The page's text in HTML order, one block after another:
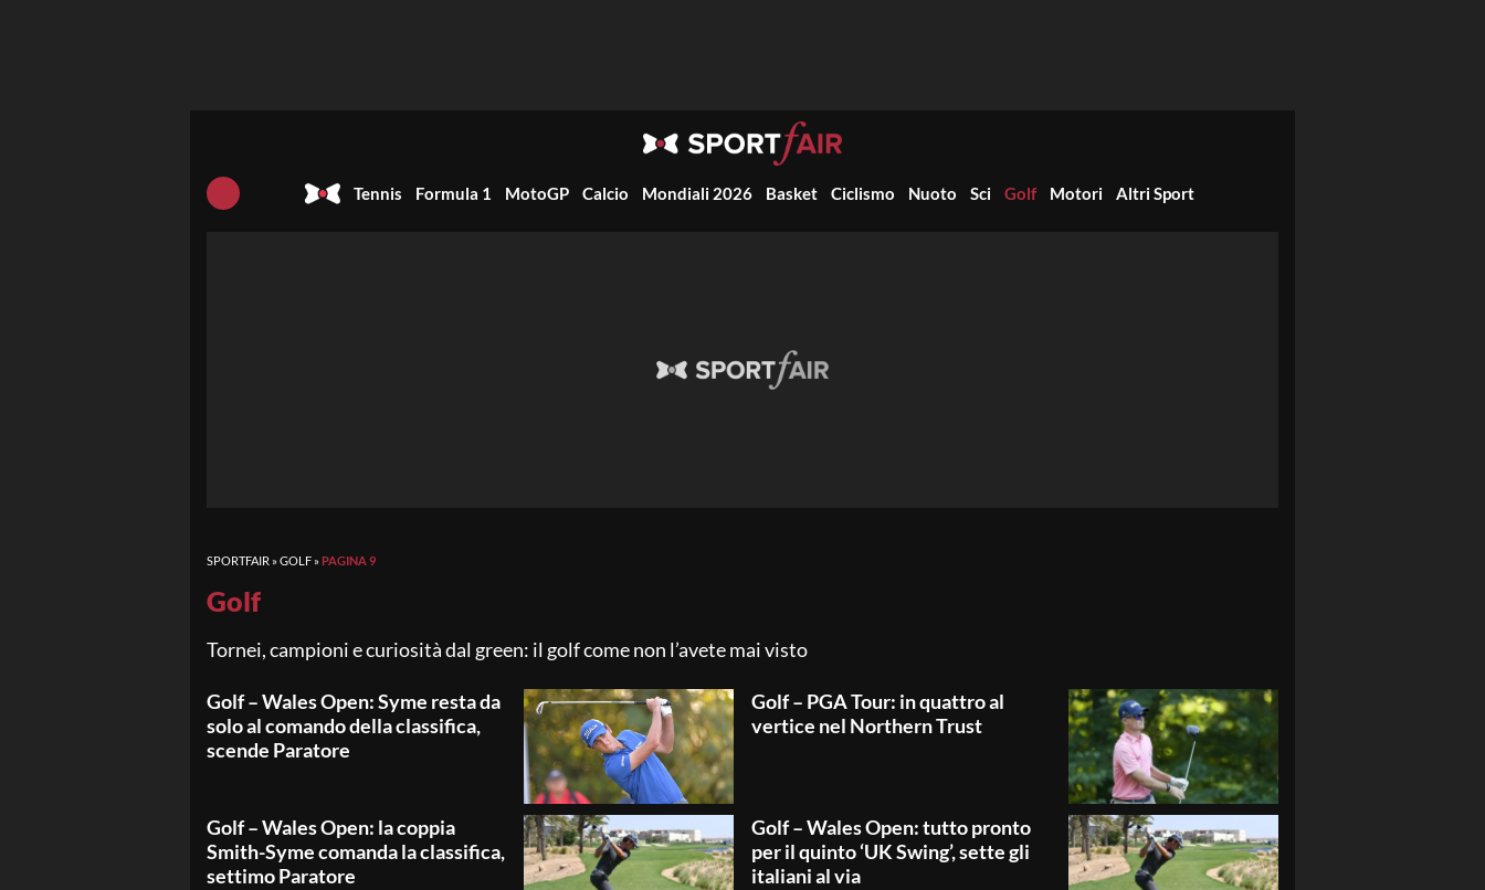
Tennis Formula 1 MotoGP Calcio Mondiali 2026 Basket Ciclismo Nuoto Sci Golf Motori Altri Sport
SPORTFAIR »GOLF » PAGINA 9
Golf
Tornei, campioni e curiosità dal green: il golf come non l’avete mai visto
Golf – Wales Open: Syme resta da
solo al comando della classifica,
scende Paratore
Golf – PGA Tour: in quattro al
vertice nel Northern Trust
Golf – Wales Open: la coppia
Smith-Syme comanda la classifica,
settimo Paratore
Golf – Wales Open: tutto pronto
per il quinto ‘UK Swing’, sette gli
italiani al via